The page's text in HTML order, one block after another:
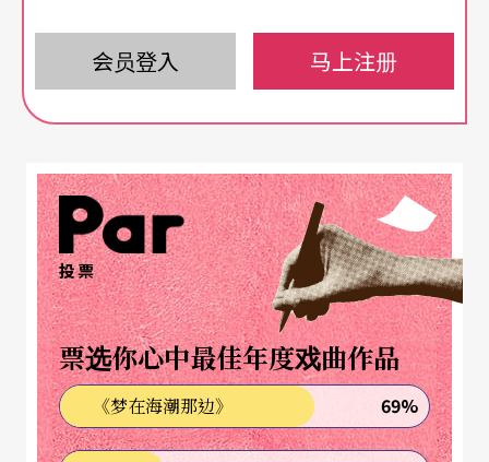
想好好吃顿晚饭发觉更不可能，因为午场演完总在
五、六点之间，晚场紧接著七点又开始，演出地点
附近没速食餐厅、没面包店，穿过两条大街找到一
家餐厅或café刚坐定，常常已是六点多。看戏又是
一伙人行动，「携家带眷」，行动不够迅速，既要
裹腹，还要发表即时观戏评论……闹烘烘地去，闹
烘烘地吃，那三天如何紧迫与刺激是怎么也忘不掉
的。《牡丹亭》如何盛美旖旎是一回事，一群关心
这出震惊海内外中国戏曲名剧的戏迷那三天在纽约
街头像风球似的，卷来卷去，心滚成一块，磁波全
调在同一频率上，吸牢得像块磁铁，是更快意的另
会员登入 马上注册
投票
票选你心中最佳年度戏曲作品
《梦在海潮那边》 69%